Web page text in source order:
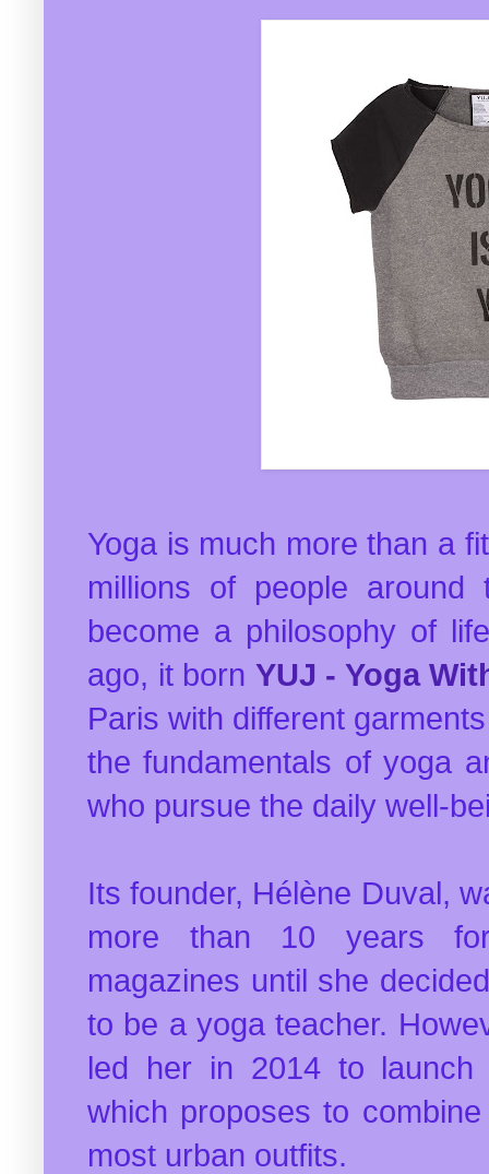
Yoga is much more than a
millions of people
become a philosophy of
ago, it born YUJ - Yoga
Paris with different
the fundamentals of yoga
who pursue the daily well-
Its founder, Hélène Duval,
more than 10 years
magazines until she
to be a yoga teacher.
led her in 2014 to launch
which proposes to
most urban outfits.